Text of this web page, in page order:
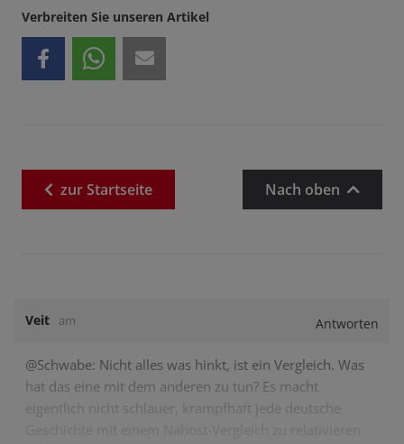
Verbreiten Sie unseren Artikel
zurStartseite Nach oben
Veit am Antworten
@Schwabe: Nicht alles was hinkt, ist ein Vergleich. Was
hat das eine mit dem anderen zu tun? Es macht
eigentlich nicht schlauer, krampfhaft jede deutsche